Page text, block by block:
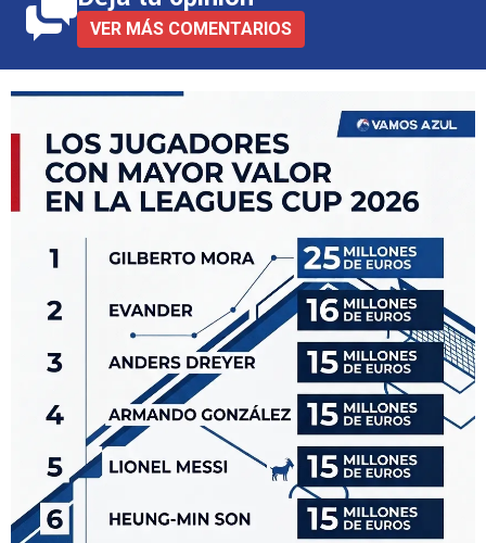
Deja tu opinión